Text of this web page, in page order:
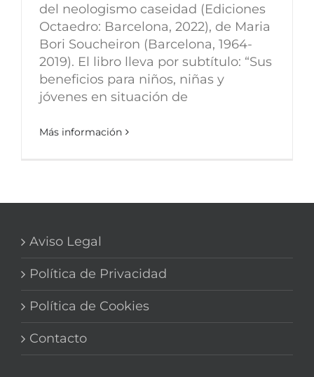
del neologismo caseidad (Ediciones
Octaedro: Barcelona, 2022), de Maria
Bori Soucheiron (Barcelona, 1964-
2019). El libro lleva por subtítulo: “Sus
beneficios para niños, niñas y
jóvenes en situación de
Más información
Aviso Legal
Política de Privacidad
Política de Cookies
Contacto